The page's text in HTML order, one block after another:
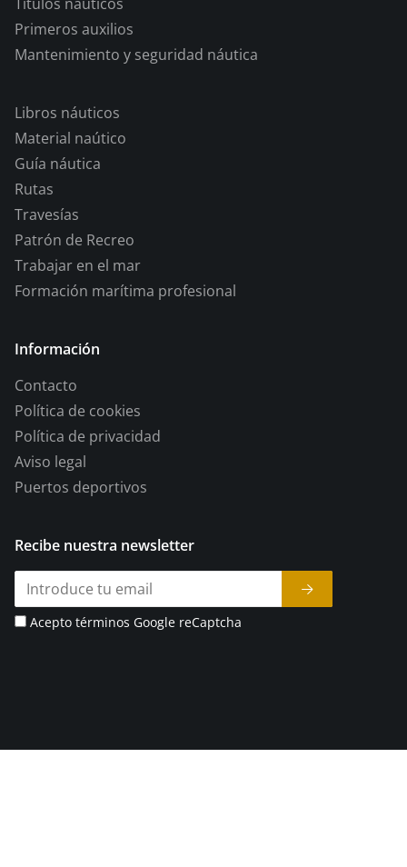
Primeros auxilios
Mantenimiento y seguridad náutica
Libros náuticos
Material naútico
Guía náutica
Rutas
Travesías
Patrón de Recreo
Trabajar en el mar
Formación marítima profesional
Información
Contacto
Política de cookies
Política de privacidad
Aviso legal
Puertos deportivos
Recibe nuestra newsletter
Acepto términos Google reCaptcha